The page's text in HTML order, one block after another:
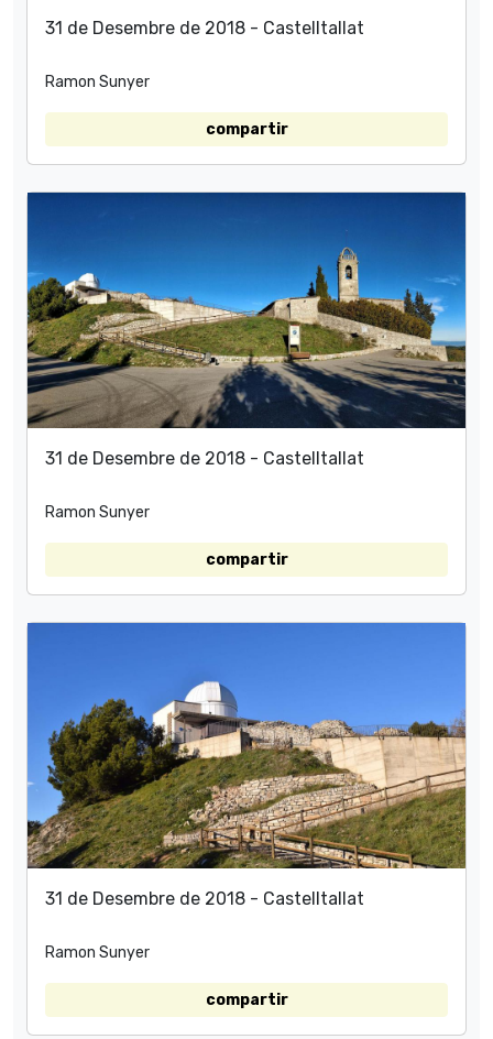
31 de Desembre de 2018 - Castelltallat
Ramon Sunyer
compartir
31 de Desembre de 2018 - Castelltallat
Ramon Sunyer
compartir
31 de Desembre de 2018 - Castelltallat
Ramon Sunyer
compartir